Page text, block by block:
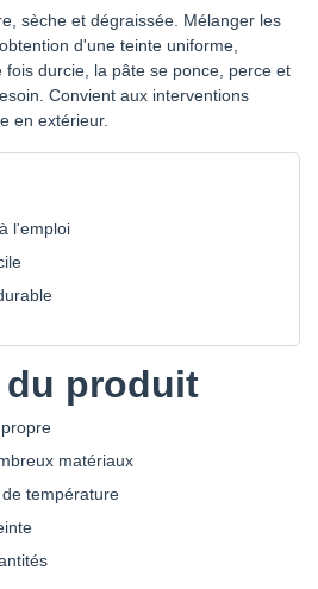
sèche et dégraissée. Mélanger les
d'une teinte uniforme,
durcie, la pâte se ponce, perce et
Convient aux interventions
en extérieur.
l'emploi
du produit
matériaux
température